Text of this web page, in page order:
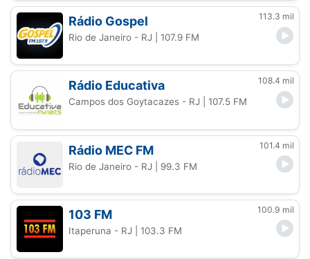
Rádio Gospel 113.3 mil
Rio de Janeiro - RJ | 107.9 FM
Rádio Educativa 108.4 mil
Campos dos Goytacazes - RJ | 107.5 FM
Rádio MEC FM 101.4 mil
Rio de Janeiro - RJ | 99.3 FM
103 FM 100.9 mil
Itaperuna - RJ | 103.3 FM